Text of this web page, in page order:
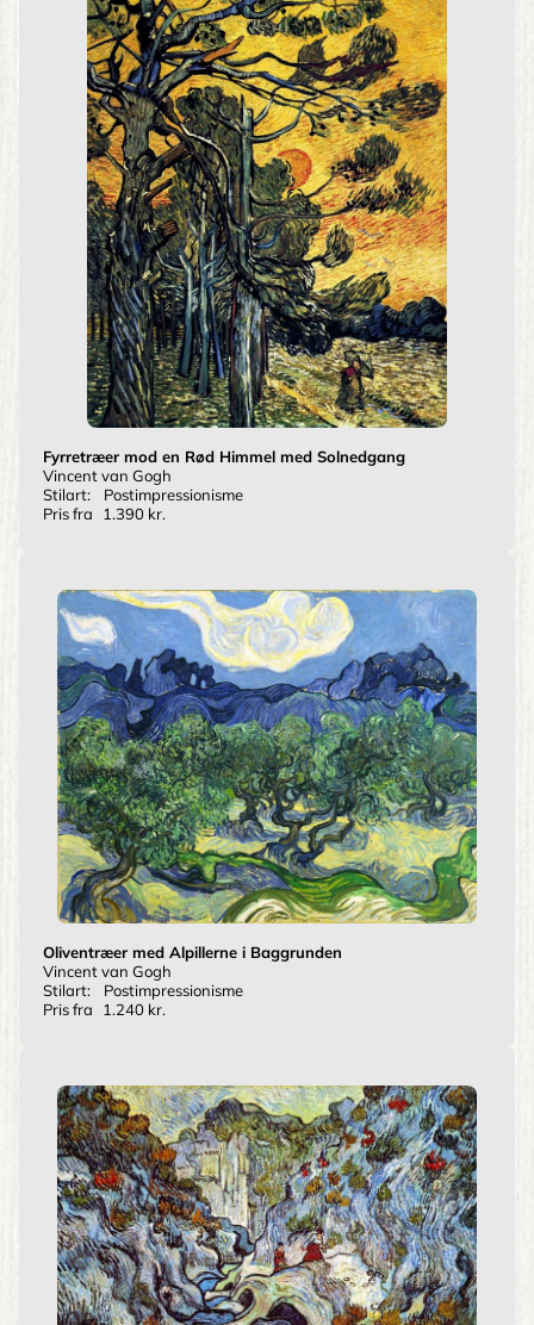
Fyrretræer mod en Rød Himmel med Solnedgang
Vincent van Gogh
Stilart:
Postimpressionisme
Pris fra
1.390 kr.
Oliventræer med Alpillerne i Baggrunden
Vincent van Gogh
Stilart:
Postimpressionisme
Pris fra
1.240 kr.